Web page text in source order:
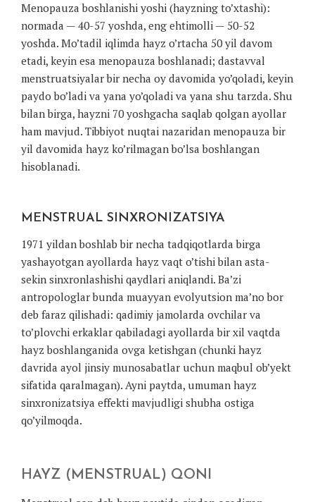
Menopauza boshlanishi yoshi (hayzning to’xtashi):
normada — 40-57 yoshda, eng ehtimolli — 50-52
yoshda. Mo’tadil iqlimda hayz o’rtacha 50 yil davom
etadi, keyin esa menopauza boshlanadi; dastavval
menstruatsiyalar bir necha oy davomida yo’qoladi, keyin
paydo bo’ladi va yana yo’qoladi va yana shu tarzda. Shu
bilan birga, hayzni 70 yoshgacha saqlab qolgan ayollar
ham mavjud. Tibbiyot nuqtai nazaridan menopauza bir
yil davomida hayz ko’rilmagan bo’lsa boshlangan
hisoblanadi.
MENSTRUAL SINXRONIZATSIYA
1971 yildan boshlab bir necha tadqiqotlarda birga
yashayotgan ayollarda hayz vaqt o’tishi bilan asta-
sekin sinxronlashishi qaydlari aniqlandi. Ba’zi
antropologlar bunda muayyan evolyutsion ma’no bor
deb faraz qilishadi: qadimiy jamolarda ovchilar va
to’plovchi erkaklar qabiladagi ayollarda bir xil vaqtda
hayz boshlanganida ovga ketishgan (chunki hayz
davrida ayol jinsiy munosabatlar uchun maqbul ob’yekt
sifatida qaralmagan). Ayni paytda, umuman hayz
sinxronizatsiya effekti mavjudligi shubha ostiga
qo’yilmoqda.
HAYZ (MENSTRUAL) QONI